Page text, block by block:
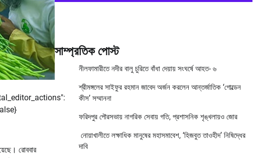
রোববার
সাম্প্রতিক পোস্ট
নীলফামারীতে নদীর বালু চুরিতে বাঁধা দেয়ায় সংঘর্ষে আহত- ৬
শ্রীমঙ্গলের সাইফুর রহমান জাবেদ অর্জন করলেন আন্তর্জাতিক ‘গোল্ডেন
কীস’ সম্মাননা
ফরিদপুর পৌরসভায় নাগরিক সেবায় গতি, প্রশাসনিক শৃঙ্খলায়ও জোর
নোয়াখালীতে লক্ষাধিক মানুষের মহাসমাবেশ, ‘হিজবুত তাওহীদ’ নিষিদ্ধের
দাবি